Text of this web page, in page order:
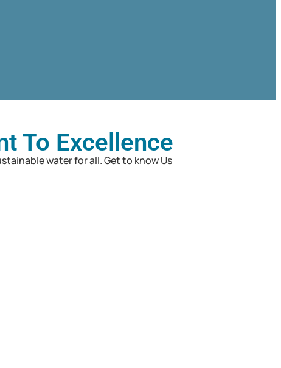
To Excellence
water for all. Get to know Us.